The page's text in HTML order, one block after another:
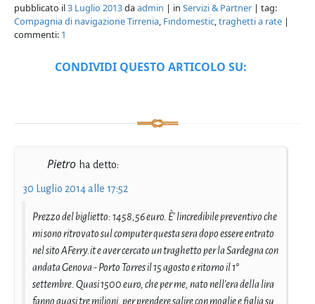
pubblicato il3 Luglio 2013daadmin | in Servizi & Partner | tag:
Compagnia di navigazione Tirrenia, Findomestic,traghetti a rate |
commenti: 1
CONDIVIDI QUESTO ARTICOLO SU:
Pietro ha detto:
30 Luglio 2014 alle 17:52
Prezzo del biglietto: 1458,56 euro. È' lincredibile preventivo che
mi sono ritrovato sul computer questa sera dopo essere entrato
nel sito AFerry.it e aver cercato un traghetto per la Sardegna con
andata Genova - Porto Torres il 15 agosto e ritorno il 1°
settembre. Quasi 1500 euro, che per me, nato nell'era della lira
fanno quasi tre milioni, per prendere salire con moglie e figlia su